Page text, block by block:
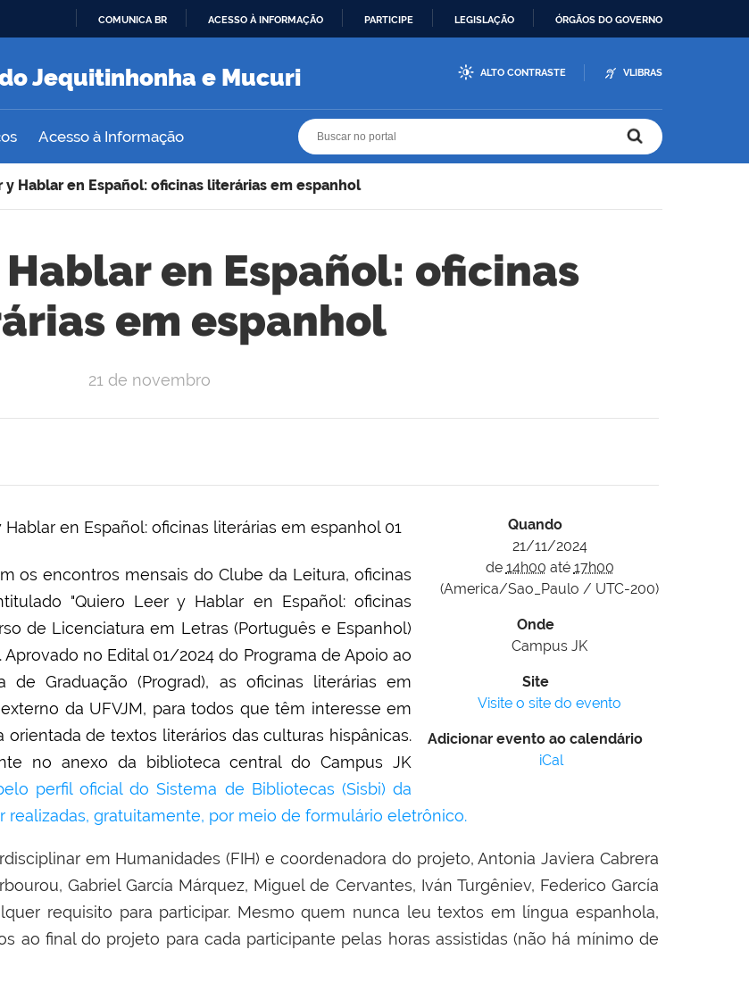
O
COMUNICA BR ACESSO À INFORMAÇÃO PARTICIPE LEGISLAÇÃO ÓRGÃOS DO GOVERNO
Jequitinhonha e Mucuri ALTO CONTRASTE VLIBRAS
Acesso à Informação
y Hablar en Español: oficinas literárias em espanhol
en Español: oficinas
em espanhol
21 de novembro
Quando
21/11/2024
de 14h00 até 17h00
(America/Sao_Paulo / UTC-200)
Onde
Campus JK
Site
Visite o site do evento
Adicionar evento ao calendário
iCal
os encontros mensais do Clube da Leitura, oficinas
"Quiero Leer y Hablar en Español: oficinas
de Licenciatura em Letras (Português e Espanhol)
no Edital 01/2024 do Programa de Apoio ao
de Graduação (Prograd), as oficinas literárias em
da UFVJM, para todos que têm interesse em
de textos literários das culturas hispânicas.
no anexo da biblioteca central do Campus JK
perfil oficial do Sistema de Bibliotecas (Sisbi) da
realizadas, gratuitamente, por meio de formulário eletrônico.
em Humanidades (FIH) e coordenadora do projeto, Antonia Javiera Cabrera
Gabriel García Márquez, Miguel de Cervantes, Iván Turgêniev, Federico García
requisito para participar. Mesmo quem nunca leu textos em língua espanhola,
ao final do projeto para cada participante pelas horas assistidas (não há mínimo de